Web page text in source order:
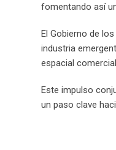
fomentando así
El Gobierno de
industria
espacial
Este impulso
un paso clave